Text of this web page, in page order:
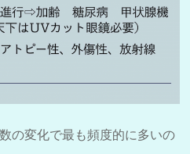
の変化で最も頻度的に多いの